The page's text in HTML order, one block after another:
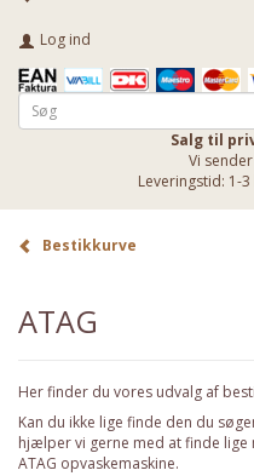
Log ind
Salg til
Vi
Leveringstid: 1-
Bestikkurve
ATAG
Her finder du vores udvalg af
Kan du ikke lige finde den du
hjælper vi gerne med at finde
ATAG opvaskemaskine.